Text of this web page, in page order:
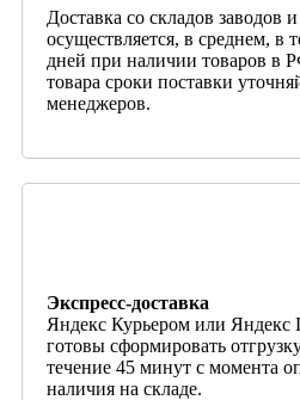
Доставка со складов заводов
осуществляется, в среднем, в
дней при наличии товаров в
товара сроки поставки
менеджеров.
Экспресс-доставка
Яндекс Курьером или Яндекс
готовы сформировать
течение 45 минут с момента
наличия на складе.